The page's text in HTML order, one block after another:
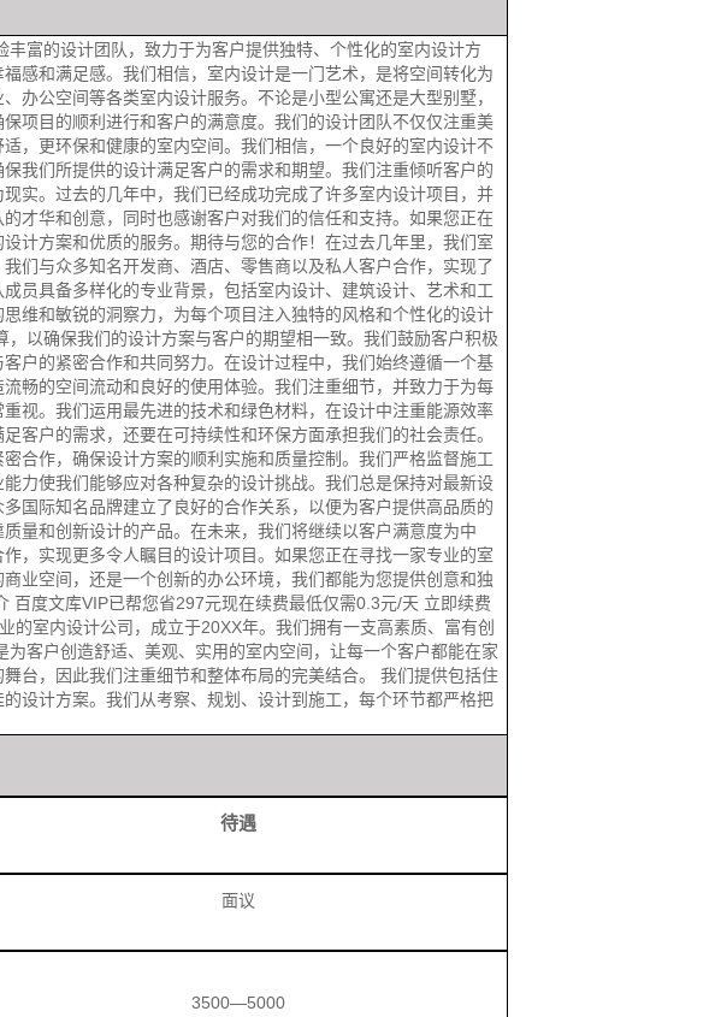
富的设计团队，致力于为客户提供独特、个性化的室内设计方
感和满足感。我们相信，室内设计是一门艺术，是将空间转化为
办公空间等各类室内设计服务。不论是小型公寓还是大型别墅，
项目的顺利进行和客户的满意度。我们的设计团队不仅仅注重美
，更环保和健康的室内空间。我们相信，一个良好的室内设计不
我们所提供的设计满足客户的需求和期望。我们注重倾听客户的
实。过去的几年中，我们已经成功完成了许多室内设计项目，并
才华和创意，同时也感谢客户对我们的信任和支持。如果您正在
计方案和优质的服务。期待与您的合作！在过去几年里，我们室
们与众多知名开发商、酒店、零售商以及私人客户合作，实现了
员具备多样化的专业背景，包括室内设计、建筑设计、艺术和工
维和敏锐的洞察力，为每个项目注入独特的风格和个性化的设计
以确保我们的设计方案与客户的期望相一致。我们鼓励客户积极
户的紧密合作和共同努力。在设计过程中，我们始终遵循一个基
畅的空间流动和良好的使用体验。我们注重细节，并致力于为每
视。我们运用最先进的技术和绿色材料，在设计中注重能源效率
客户的需求，还要在可持续性和环保方面承担我们的社会责任。
合作，确保设计方案的顺利实施和质量控制。我们严格监督施工
力使我们能够应对各种复杂的设计挑战。我们总是保持对最新设
国际知名品牌建立了良好的合作关系，以便为客户提供高品质的
量和创新设计的产品。在未来，我们将继续以客户满意度为中
，实现更多令人瞩目的设计项目。如果您正在寻找一家专业的室
业空间，还是一个创新的办公环境，我们都能为您提供创意和独
度文库VIP已帮您省297元现在续费最低仅需0.3元/天 立即续费
室内设计公司，成立于20XX年。我们拥有一支高素质、富有创
客户创造舒适、美观、实用的室内空间，让每一个客户都能在家
台，因此我们注重细节和整体布局的完美结合。 我们提供包括住
设计方案。我们从考察、规划、设计到施工，每个环节都严格把
待遇
面议
3500—5000